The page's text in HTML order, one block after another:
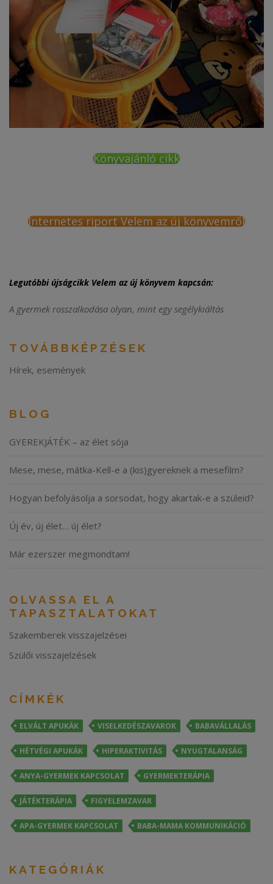
Könyvajánló cikk
Internetes riport Velem az új könyvemről
Legutóbbi újságcikk Velem az új könyvem kapcsán:
A gyermek rosszalkodása olyan, mint egy segélykiáltás
TOVÁBBKÉPZÉSEK
Hírek, események
BLOG
GYEREKJÁTÉK – az élet sója
Mese, mese, mátka-Kell-e a (kis)gyereknek a mesefilm?
Hogyan befolyásolja a sorsodat, hogy akartak-e a szüleid?
Új év, új élet… új élet?
Már ezerszer megmondtam!
OLVASSA EL A
TAPASZTALATOKAT
Szakemberek visszajelzései
Szülői visszajelzések
CÍMKÉK
ELVÁLT APUKÁK VISELKEDÉSZAVAROK BABAVÁLLALÁS
HÉTVÉGI APUKÁK HIPERAKTIVITÁS NYUGTALANSÁG
ANYA-GYERMEK KAPCSOLAT GYERMEKTERÁPIA
JÁTÉKTERÁPIA FIGYELEMZAVAR
APA-GYERMEK KAPCSOLAT BABA-MAMA KOMMUNIKÁCIÓ
KATEGÓRIÁK